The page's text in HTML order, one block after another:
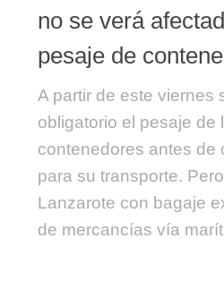
no se verá
pesaje de
A partir de este viernes
obligatorio el pesaje de
contenedores antes de
para su transporte.
Lanzarote con bagaje
de mercancías vía